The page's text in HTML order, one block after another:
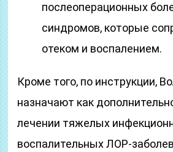
послеоперационных
синдромов, которые
отеком и воспалением.
Кроме того, по инструкции,
назначают как
лечении тяжелых
воспалительных ЛОР-